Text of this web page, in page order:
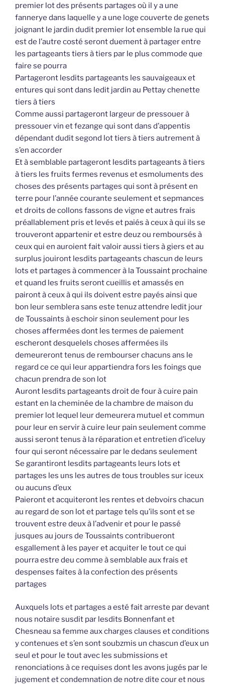
premier lot des présents partages où il y a une
fannerye dans laquelle y a une loge couverte de genets
joignant le jardin dudit premier lot ensemble la rue qui
est de l’autre costé seront duement à partager entre
les partageants tiers à tiers par le plus commode que
faire se pourra
Partageront lesdits partageants les sauvaigeaux et
entures qui sont dans ledit jardin au Pettay chenette
tiers à tiers
Comme aussi partageront largeur de pressouer à
pressouer vin et fezange qui sont dans d’appentis
dépendant dudit segond lot tiers à tiers autrement à
s’en accorder
Et à semblable partageront lesdits partageants à tiers
à tiers les fruits fermes revenus et esmoluments des
choses des présents partages qui sont à présent en
terre pour l’année courante seulement et sepmances
et droits de collons fassons de vigne et autres frais
préallablement pris et levés et paiés à ceux à qui ils se
trouveront appartenir et estre deuz ou remboursés à
ceux qui en auroient fait valoir aussi tiers à giers et au
surplus jouiront lesdits partageants chascun de leurs
lots et partages à commencer à la Toussaint prochaine
et quand les fruits seront cueillis et amassés en
pairont à ceux à qui ils doivent estre payés ainsi que
bon leur semblera sans este tenuz attendre ledit jour
de Toussaints à eschoir sinon seulement pour les
choses affermées dont les termes de paiement
escheront desquelels choses affermées ils
demeureront tenus de rembourser chacuns ans le
regard ce ce qui leur appartiendra fors les foings que
chacun prendra de son lot
Auront lesdits partageants droit de four à cuire pain
estant en la cheminée de la chambre de maison du
premier lot lequel leur demeurera mutuel et commun
pour leur en servir à cuire leur pain seulement comme
aussi seront tenus à la réparation et entretien d’iceluy
four qui seront nécessaire par le dedans seulement
Se garantiront lesdits partageants leurs lots et
partages les uns les autres de tous troubles sur iceux
ou aucuns d’eux
Paieront et acquiteront les rentes et debvoirs chacun
au regard de son lot et partage tels qu’ils sont et se
trouvent estre deux à l’advenir et pour le passé
jusques au jours de Toussaints contribueront
esgallement à les payer et acquiter le tout ce qui
pourra estre deu comme à semblable aux frais et
despenses faites à la confection des présents
partages
Auxquels lots et partages a esté fait arreste par devant
nous notaire susdit par lesdits Bonnenfant et
Chesneau sa femme aux charges clauses et conditions
y contenues et s’en sont soubzmis un chascun d’eux un
seul et pour le tout avec les submissions et
renonciations à ce requises dont les avons jugés par le
jugement et condemnation de notre dite cour et nous